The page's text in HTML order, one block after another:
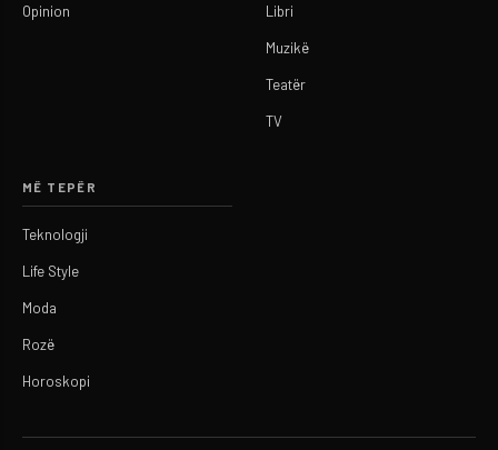
Opinion Libri
Muzikë
Teatër
TV
MË TEPËR
Teknologji
Life Style
Moda
Rozë
Horoskopi